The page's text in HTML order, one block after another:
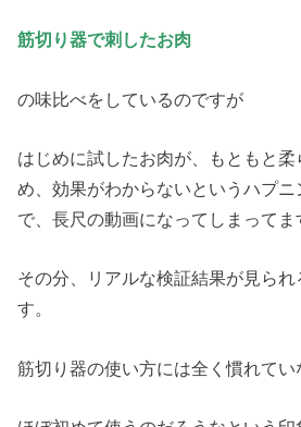
筋切り器で刺したお肉
の味比べをしているのですが
はじめに試したお肉が、もともと
め、効果がわからないというハプ
で、長尺の動画になってしまってま
その分、リアルな検証結果が見られ
す。
筋切り器の使い方には全く慣れてい